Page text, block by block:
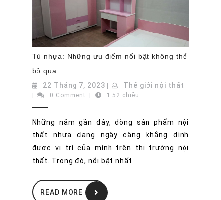
Tủ nhựa: Những ưu điểm nổi bật không thể
bỏ qua
Những
ưu
điểm
không
bỏ
qua
22 Tháng 7, 2023 22
Tháng
| Thế giới nội thất
| 0 Comment | 1:52 chiều
Những năm gần đây, dòng sản phẩm nội
thất nhựa đang ngày càng khẳng định
được vị trí của mình trên thị trường nội
thất. Trong đó, nổi bật nhất
READ MORE
READ
MORE